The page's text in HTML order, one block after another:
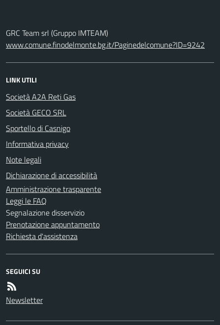
GRC Team srl (Gruppo IMTEAM)
www.comune.finodelmonte.bg.it/Paginedelcomune?ID=9242
LINK UTILI
Società A2A Reti Gas
Società GECO SRL
Sportello di Casnigo
Informativa privacy
Note legali
Dichiarazione di accessibilità
Amministrazione trasparente
Leggi le FAQ
Segnalazione disservizio
Prenotazione appuntamento
Richiesta d'assistenza
SEGUICI SU
Newsletter